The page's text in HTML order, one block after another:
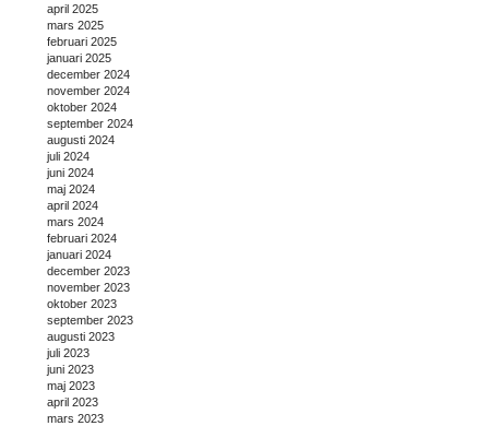
april 2025
mars 2025
februari 2025
januari 2025
december 2024
november 2024
oktober 2024
september 2024
augusti 2024
juli 2024
juni 2024
maj 2024
april 2024
mars 2024
februari 2024
januari 2024
december 2023
november 2023
oktober 2023
september 2023
augusti 2023
juli 2023
juni 2023
maj 2023
april 2023
mars 2023